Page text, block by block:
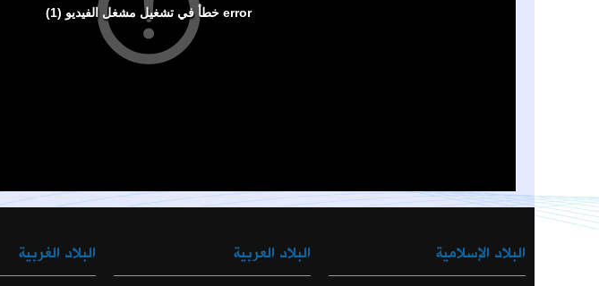
البلاد الإسلامية البلاد العربية البلاد الغربية